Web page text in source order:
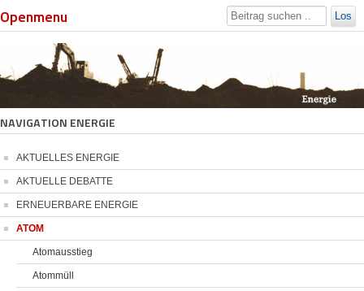
Openmenu Los
NAVIGATION ENERGIE
AKTUELLES ENERGIE
AKTUELLE DEBATTE
ERNEUERBARE ENERGIE
ATOM
Atomausstieg
Atommüll